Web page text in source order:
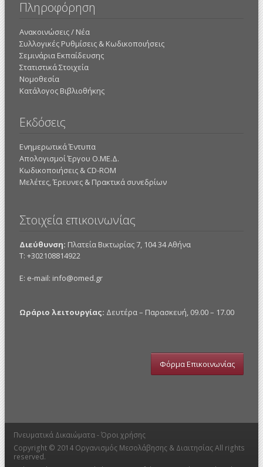
Πληροφόρηση
Ανακοινώσεις / Νέα
Συλλογικές Ρυθμίσεις & Κωδικοποιήσεις
Σεμινάρια Εκπαίδευσης
Στατιστικά Στοιχεία
Νομοθεσία
Κατάλογος Βιβλιοθήκης
Εκδόσεις
Ενημερωτικά Έντυπα
Απολογισμοί Έργου Ο.ΜΕ.Δ.
Κωδικοποιήσεις & CD-ROM
Mελέτες, Έρευνες & Πρακτικά συνεδρίων
Στοιχεία επικοινωνίας
Διεύθυνση: Πλατεία Βικτωρίας 7, 104 34 Αθήνα
Τ: +302108814922
E: e-mail: info@omed.gr
Ωράριο λειτουργίας: Δευτέρα – Παρασκευή, 09.00 – 17.00
Φόρμα Επικοινωνίας
Πνευματικά Δικαιώματα - Όροι χρήσης
Copyright © 2014 Οργανισμός Μεσολάβησης & Διαιτησίας All rights
reserved.